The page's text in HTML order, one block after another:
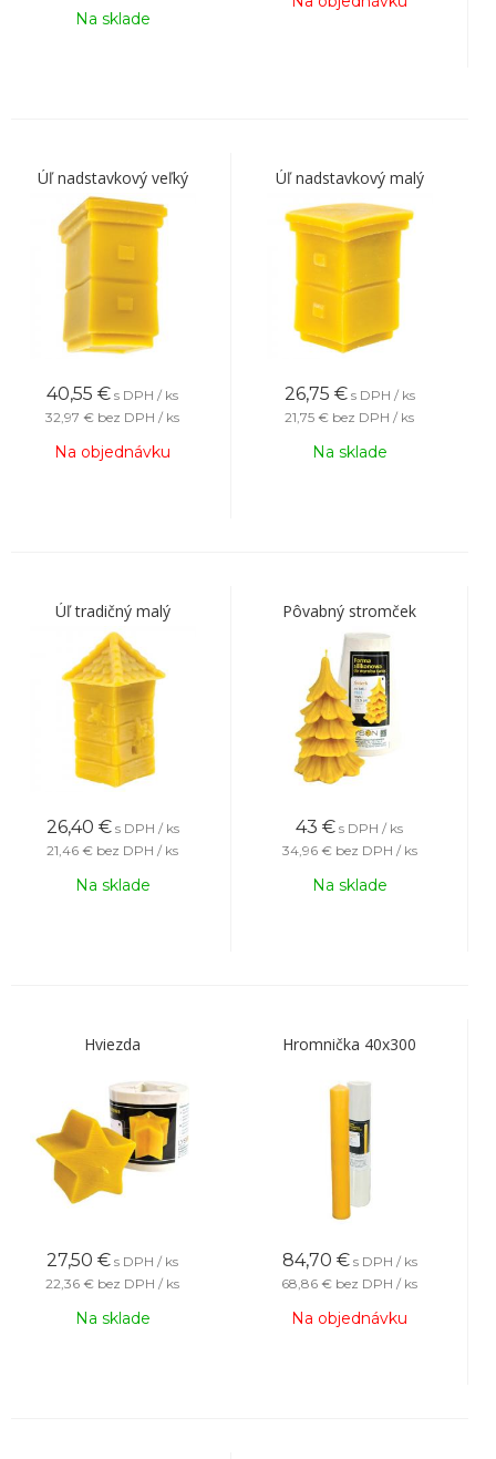
Na sklade
Úľ nadstavkový veľký
40,55 € s DPH / ks
32,97 € bez DPH / ks
Na objednávku
Úľ nadstavkový malý
26,75 € s DPH / ks
21,75 € bez DPH / ks
Na sklade
Úľ tradičný malý
26,40 € s DPH / ks
21,46 € bez DPH / ks
Na sklade
Pôvabný stromček
43 € s DPH / ks
34,96 € bez DPH / ks
Na sklade
Hviezda
27,50 € s DPH / ks
22,36 € bez DPH / ks
Na sklade
Hromnička 40x300
84,70 € s DPH / ks
68,86 € bez DPH / ks
Na objednávku